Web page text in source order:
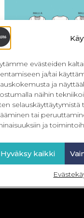
evästeiden
ja/tai
ja
näihin
selauskäyttäytymistä
tai
ja
Hyväksy kaikki
Runo naisten
13,90€ Sis. ALV
Lisää